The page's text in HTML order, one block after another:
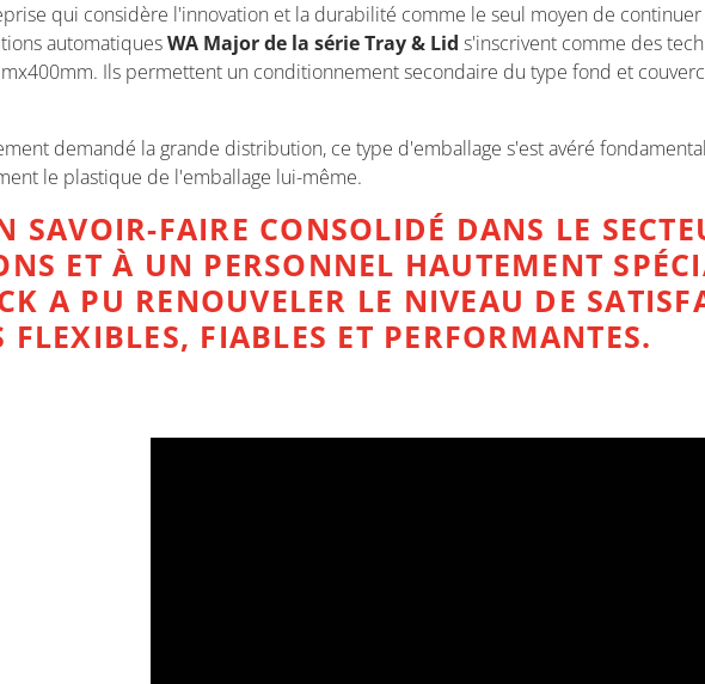
qui considère l'innovation et la durabilité comme le seul moyen de
automatiquesWA Major de la série Tray & Lid s'inscrivent comme des
Ils permettent un conditionnement secondaire du type fond et
demandé la grande distribution, ce type d'emballage s'est avéré
le plastique de l'emballage lui-même.
SAVOIR-FAIRE CONSOLIDÉ DANS LE
ET À UN PERSONNEL HAUTEMENT
A PU RENOUVELER LE NIVEAU DE
FLEXIBLES, FIABLES ET PERFORMANTES.